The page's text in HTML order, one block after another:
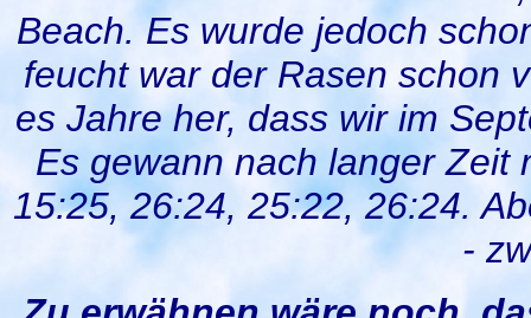
Beach. Es wurde jedoch
feucht war der Rasen schon
es Jahre her, dass wir im
Es gewann nach langer Zeit
15:25, 26:24, 25:22, 26:24.
-